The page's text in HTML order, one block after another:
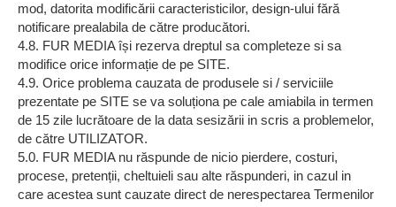
mod, datorita modificării caracteristicilor, design-ului fără
notificare prealabila de către producători.
4.8. FUR MEDIA își rezerva dreptul sa completeze si sa
modifice orice informație de pe SITE.
4.9. Orice problema cauzata de produsele si / serviciile
prezentate pe SITE se va soluționa pe cale amiabila in termen
de 15 zile lucrătoare de la data sesizării in scris a problemelor,
de către UTILIZATOR.
5.0. FUR MEDIA nu răspunde de nicio pierdere, costuri,
procese, pretenții, cheltuieli sau alte răspunderi, in cazul in
care acestea sunt cauzate direct de nerespectarea Termenilor